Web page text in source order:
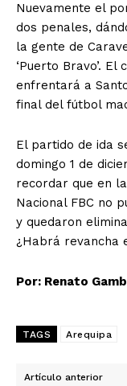
Nuevamente el
dos penales,
la gente de
‘Puerto Bravo’.
enfrentará a
final del fútbol
El partido de ida
domingo 1 de
recordar que en
Nacional FBC no
y quedaron
¿Habrá revancha
Por: Renato
TAGS Arequipa
Artículo anterior